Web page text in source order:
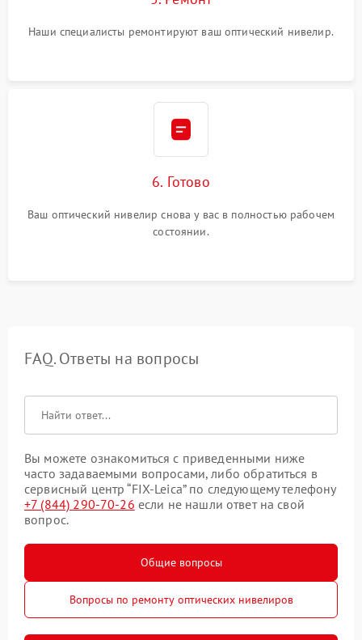
Наши специалисты ремонтируют ваш оптический нивелир.
6. Готово
Ваш оптический нивелир снова у вас в полностью рабочем
состоянии.
FAQ. Ответы на вопросы
Вы можете ознакомиться с приведенными ниже
часто задаваемыми вопросами, либо обратиться в
сервисный центр “FIX-Leica” по следующему телефону
+7 (844) 290-70-26 если не нашли ответ на свой
вопрос.
Общие вопросы
Вопросы по ремонту оптических нивелиров